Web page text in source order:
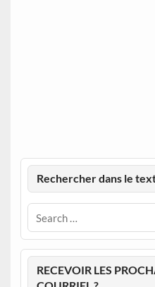
Rechercher dans le
RECEVOIR LES